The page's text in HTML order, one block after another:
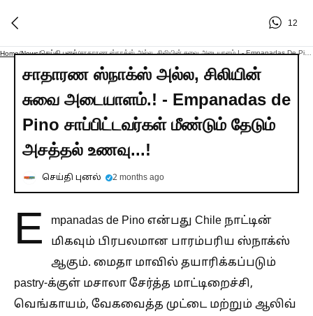
12
Home/News/செய்தி புனல்/
சாதாரண ஸ்நாக்ஸ் அல்ல, சிலியின்
சுவை அடையாளம்.! - Empanadas de
Pino சாப்பிட்டவர்கள் மீண்டும் தேடும்
அசத்தல் உணவு...!
செய்தி புனல் 2 months ago
E
mpanadas de Pino என்பது Chile நாட்டின்
மிகவும் பிரபலமான பாரம்பரிய ஸ்நாக்ஸ்
ஆகும். மைதா மாவில் தயாரிக்கப்படும்
pastry-க்குள் மசாலா சேர்த்த மாட்டிறைச்சி,
வெங்காயம், வேகவைத்த முட்டை மற்றும் ஆலிவ்